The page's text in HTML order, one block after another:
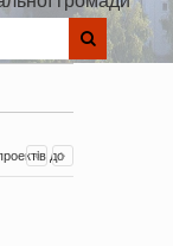
до
збір ідей